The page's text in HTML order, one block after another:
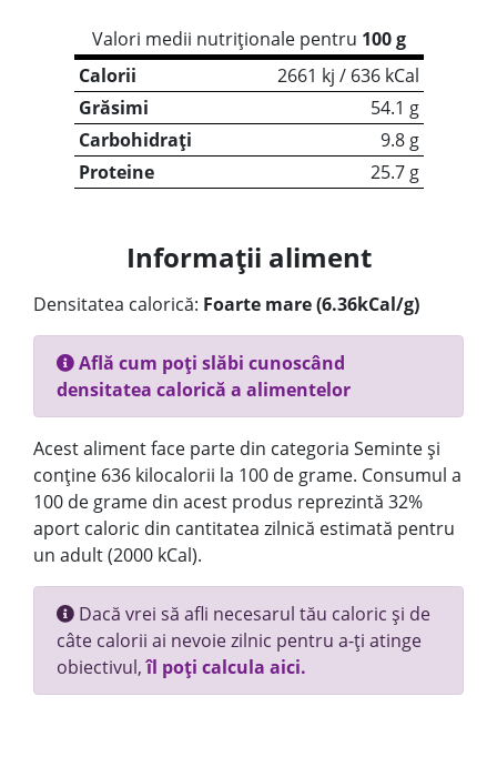
Valori medii nutriționale pentru 100 g
Calorii
2661 kj / 636 kCal
Grăsimi
54.1 g
Carbohidrați
9.8 g
Proteine
25.7 g
Informații aliment
Densitatea calorică: Foarte mare (6.36kCal/g)
Află cum poți slăbi cunoscând
densitatea calorică a alimentelor
Acest aliment face parte din categoria Seminte și
conține 636 kilocalorii la 100 de grame. Consumul a
100 de grame din acest produs reprezintă 32%
aport caloric din cantitatea zilnică estimată pentru
un adult (2000 kCal).
Dacă vrei să afli necesarul tău caloric și de
câte calorii ai nevoie zilnic pentru a-ți atinge
obiectivul,îl poți calcula aici.